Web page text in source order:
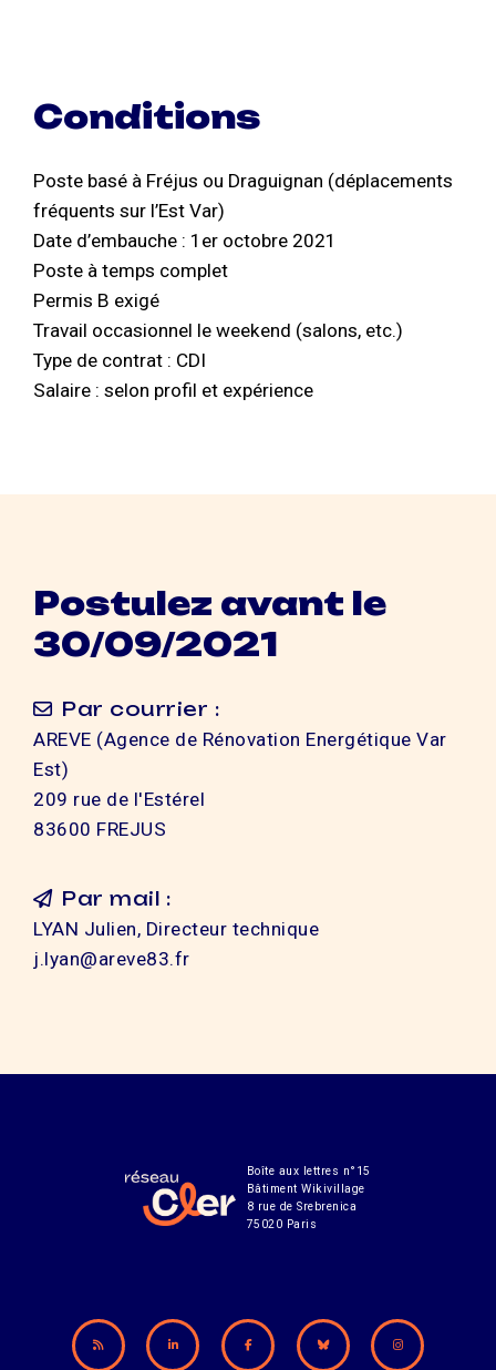
Conditions
Poste basé à Fréjus ou Draguignan (déplacements
fréquents sur l’Est Var)
Date d’embauche : 1er octobre 2021
Poste à temps complet
Permis B exigé
Travail occasionnel le weekend (salons, etc.)
Type de contrat : CDI
Salaire : selon profil et expérience
Postulez avant le
30/09/2021
Par courrier :
AREVE (Agence de Rénovation Energétique Var
Est)
209 rue de l'Estérel
83600 FREJUS
Par mail :
LYAN Julien, Directeur technique
j.lyan@areve83.fr
Boîte aux lettres n°15
Bâtiment Wikivillage
8 rue de Srebrenica
75020 Paris